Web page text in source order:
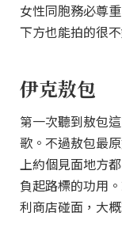
女性同胞務必尊
下方也能拍的很不
伊克敖包
第一次聽到敖包
歌。不過敖包最
上約個見面地方
負起路標的功用
利商店碰面，大